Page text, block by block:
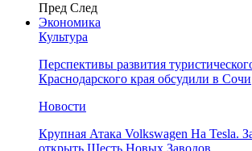
Пред След
Экономика
Культура
Перспективы развития
Краснодарского края обсудили в Сочи
Новости
Крупная Атака Volkswagen На Tesla.
открыть Шесть Новых Заводов